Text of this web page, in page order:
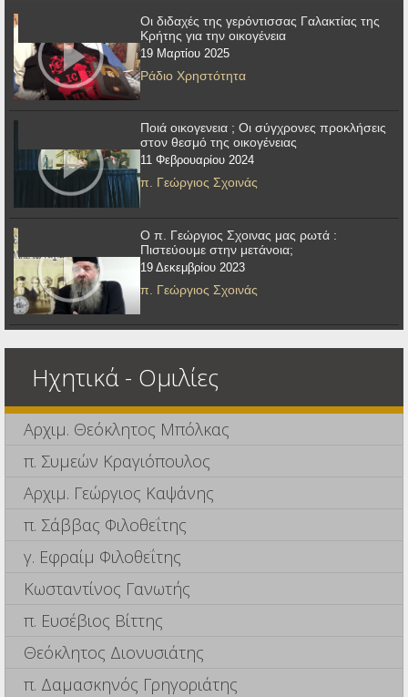
Οι διδαχές της γερόντισσας Γαλακτίας της
Κρήτης για την οικογένεια
19 Μαρτίου 2025
Ράδιο Χρηστότητα
Ποιά οικογενεια ; Οι σύγχρονες προκλήσεις
στον θεσμό της οικογένειας
11 Φεβρουαρίου 2024
π. Γεώργιος Σχοινάς
Ο π. Γεώργιος Σχοινας μας ρωτά :
Πιστεύουμε στην μετάνοια;
19 Δεκεμβρίου 2023
π. Γεώργιος Σχοινάς
Ηχητικά - Ομιλίες
Αρχιμ. Θεόκλητος Μπόλκας
π. Συμεών Κραγιόπουλος
Αρχιμ. Γεώργιος Καψάνης
π. Σάββας Φιλοθεΐτης
γ. Εφραίμ Φιλοθεΐτης
Κωσταντίνος Γανωτής
π. Ευσέβιος Βίττης
Θεόκλητος Διονυσιάτης
π. Δαμασκηνός Γρηγοριάτης